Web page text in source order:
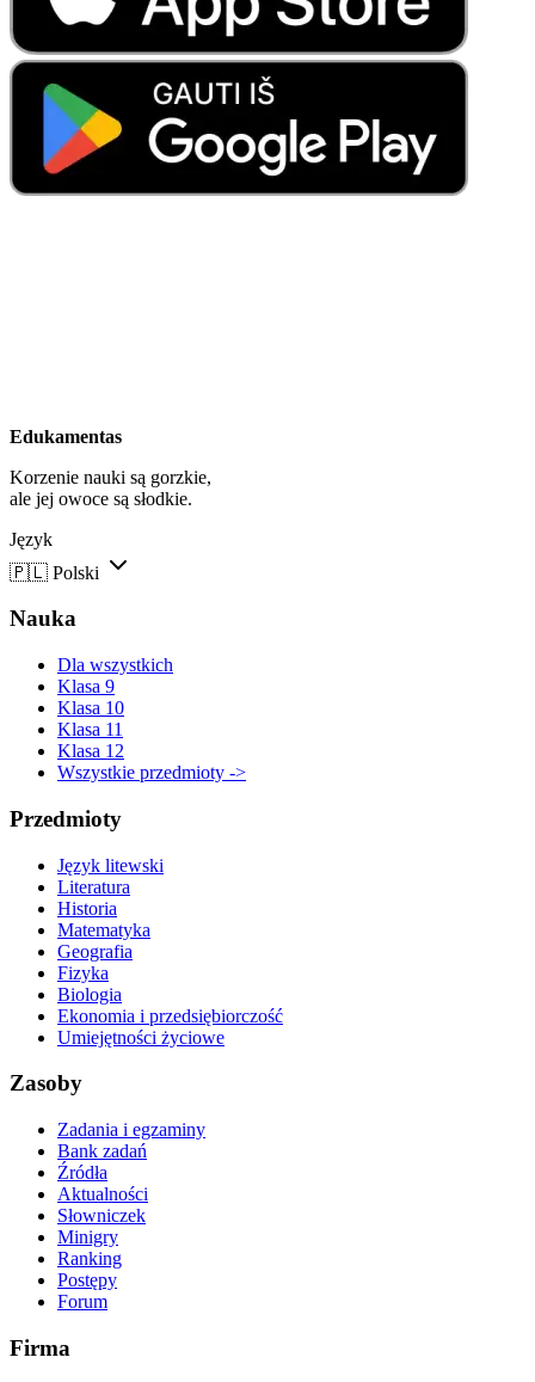
Edukamentas
Korzenie nauki są gorzkie,
ale jej owoce są słodkie.
Język
🇵🇱 Polski
Nauka
Dla wszystkich
Klasa 9
Klasa 10
Klasa 11
Klasa 12
Wszystkie przedmioty ->
Przedmioty
Język litewski
Literatura
Historia
Matematyka
Geografia
Fizyka
Biologia
Ekonomia i przedsiębiorczość
Umiejętności życiowe
Zasoby
Zadania i egzaminy
Bank zadań
Źródła
Aktualności
Słowniczek
Minigry
Ranking
Postępy
Forum
Firma